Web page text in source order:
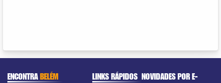
ENCONTRABELÉM LINKS RÁPIDOS NOVIDADES POR E-